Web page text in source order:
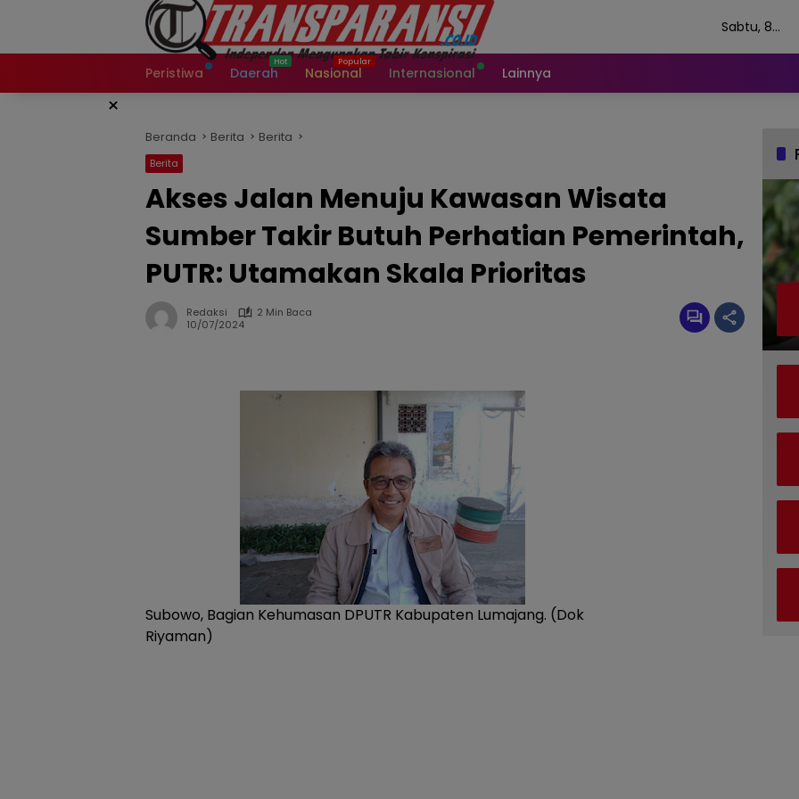
Sabtu, 8
Peristiwa
Daerah Nasional Internasional Lainnya
×
Beranda Berita Berita
Berita
Akses Jalan Menuju Kawasan Wisata
Sumber Takir Butuh Perhatian Pemerintah,
PUTR: Utamakan Skala Prioritas
Redaksi
2 Min Baca
10/07/2024
Subowo, Bagian Kehumasan DPUTR Kabupaten Lumajang. (Dok
Riyaman)